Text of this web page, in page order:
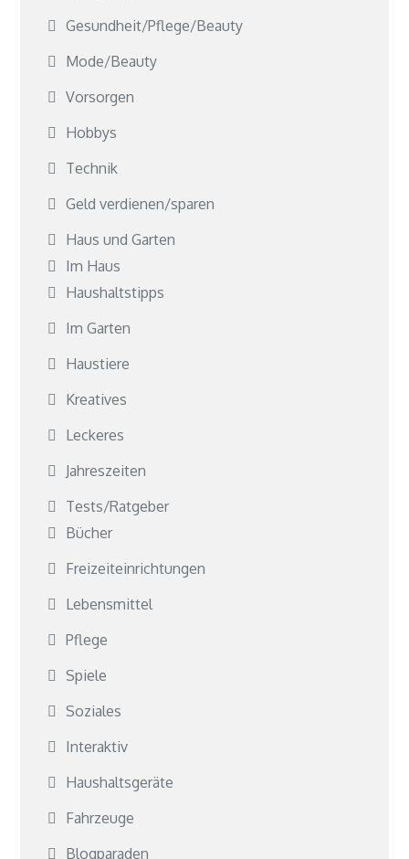
Gesundheit/Pflege/Beauty
Mode/Beauty
Vorsorgen
Hobbys
Technik
Geld verdienen/sparen
Haus und Garten
Im Haus
Haushaltstipps
Im Garten
Haustiere
Kreatives
Leckeres
Jahreszeiten
Tests/Ratgeber
Bücher
Freizeiteinrichtungen
Lebensmittel
Pflege
Spiele
Soziales
Interaktiv
Haushaltsgeräte
Fahrzeuge
Blogparaden